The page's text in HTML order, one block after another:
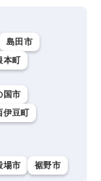
島田市
本町
国市
伊豆町
場市
裾野市